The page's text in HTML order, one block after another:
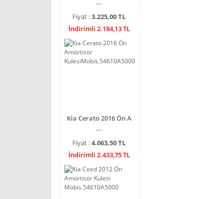
...
Fiyat :3.225,00 TL
İndirimli 2.184,13 TL
Kia Cerato 2016 Ön A
...
Fiyat :4.063,50 TL
İndirimli 2.433,75 TL